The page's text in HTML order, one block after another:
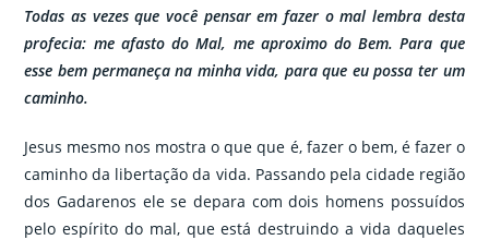
Todas as vezes que você pensar em fazer o mal lembra desta
profecia: me afasto do Mal, me aproximo do Bem. Para que
esse bem permaneça na minha vida, para que eu possa ter um
caminho.
Jesus mesmo nos mostra o que que é, fazer o bem, é fazer o
caminho da libertação da vida. Passando pela cidade região
dos Gadarenos ele se depara com dois homens possuídos
pelo espírito do mal, que está destruindo a vida daqueles